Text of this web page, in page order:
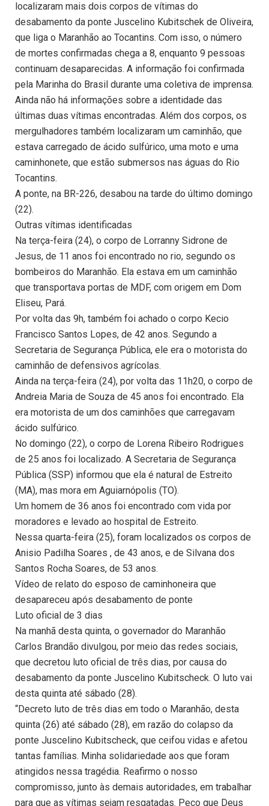
localizaram mais dois corpos de vítimas do
desabamento da ponte Juscelino Kubitschek de Oliveira,
que liga o Maranhão ao Tocantins. Com isso, o número
de mortes confirmadas chega a 8, enquanto 9 pessoas
continuam desaparecidas. A informação foi confirmada
pela Marinha do Brasil durante uma coletiva de imprensa.
Ainda não há informações sobre a identidade das
últimas duas vítimas encontradas. Além dos corpos, os
mergulhadores também localizaram um caminhão, que
estava carregado de ácido sulfúrico, uma moto e uma
caminhonete, que estão submersos nas águas do Rio
Tocantins.
A ponte, na BR-226, desabou na tarde do último domingo
(22).
Outras vítimas identificadas
Na terça-feira (24), o corpo de Lorranny Sidrone de
Jesus, de 11 anos foi encontrado no rio, segundo os
bombeiros do Maranhão. Ela estava em um caminhão
que transportava portas de MDF, com origem em Dom
Eliseu, Pará.
Por volta das 9h, também foi achado o corpo Kecio
Francisco Santos Lopes, de 42 anos. Segundo a
Secretaria de Segurança Pública, ele era o motorista do
caminhão de defensivos agrícolas.
Ainda na terça-feira (24), por volta das 11h20, o corpo de
Andreia Maria de Souza de 45 anos foi encontrado. Ela
era motorista de um dos caminhões que carregavam
ácido sulfúrico.
No domingo (22), o corpo de Lorena Ribeiro Rodrigues
de 25 anos foi localizado. A Secretaria de Segurança
Pública (SSP) informou que ela é natural de Estreito
(MA), mas mora em Aguiarnópolis (TO).
Um homem de 36 anos foi encontrado com vida por
moradores e levado ao hospital de Estreito.
Nessa quarta-feira (25), foram localizados os corpos de
Anisio Padilha Soares , de 43 anos, e de Silvana dos
Santos Rocha Soares, de 53 anos.
Vídeo de relato do esposo de caminhoneira que
desapareceu após desabamento de ponte
Luto oficial de 3 dias
Na manhã desta quinta, o governador do Maranhão
Carlos Brandão divulgou, por meio das redes sociais,
que decretou luto oficial de três dias, por causa do
desabamento da ponte Juscelino Kubitscheck. O luto vai
desta quinta até sábado (28).
“Decreto luto de três dias em todo o Maranhão, desta
quinta (26) até sábado (28), em razão do colapso da
ponte Juscelino Kubitscheck, que ceifou vidas e afetou
tantas famílias. Minha solidariedade aos que foram
atingidos nessa tragédia. Reafirmo o nosso
compromisso, junto às demais autoridades, em trabalhar
para que as vítimas sejam resgatadas. Peço que Deus